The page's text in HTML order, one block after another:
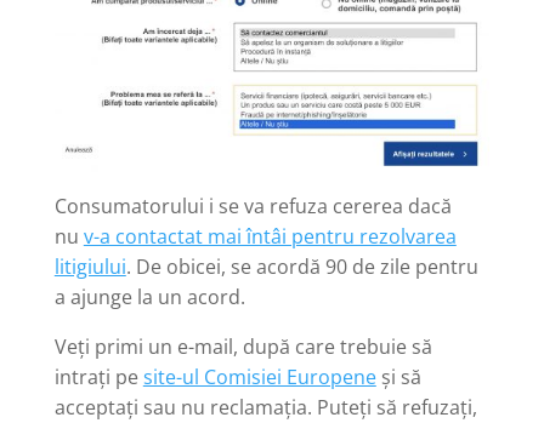
Consumatorului i se va refuza cererea dacă
nu v-a contactat mai întâi pentru rezolvarea
litigiului. De obicei, se acordă 90 de zile pentru
a ajunge la un acord.
Veți primi un e-mail, după care trebuie să
intrați pesite-ul Comisiei Europeneși să
acceptați sau nu reclamația. Puteți să refuzați,